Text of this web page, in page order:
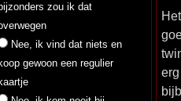
bijzonders zou ik dat
Nee, ik vind dat niets en
koop gewoon een regulier
kaartje